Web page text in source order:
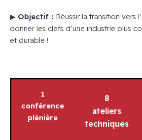
▶ Objectif : Réussir la transition vers
donner les clefs d’une industrie plus
et durable !
1
conférence
plénière
8
ateliers
techniques